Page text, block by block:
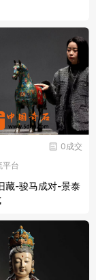
0成交
平台
藏-骏马成对-景泰